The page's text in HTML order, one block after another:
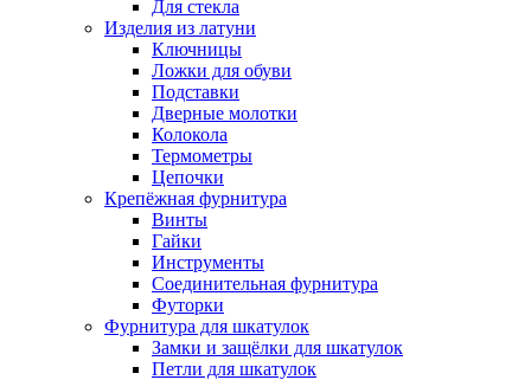
Для стекла
Изделия из латуни
Ключницы
Ложки для обуви
Подставки
Дверные молотки
Колокола
Термометры
Цепочки
Крепёжная фурнитура
Винты
Гайки
Инструменты
Соединительная фурнитура
Футорки
Фурнитура для шкатулок
Замки и защёлки для шкатулок
Петли для шкатулок